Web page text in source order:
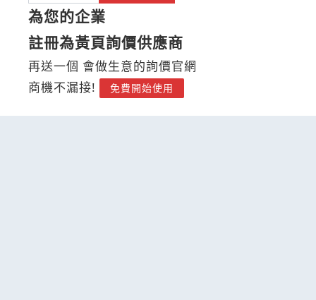
為您的企業
註冊為黃頁詢價供應商
再送一個 會做生意的詢價官網
商機不漏接!
免費開始使用